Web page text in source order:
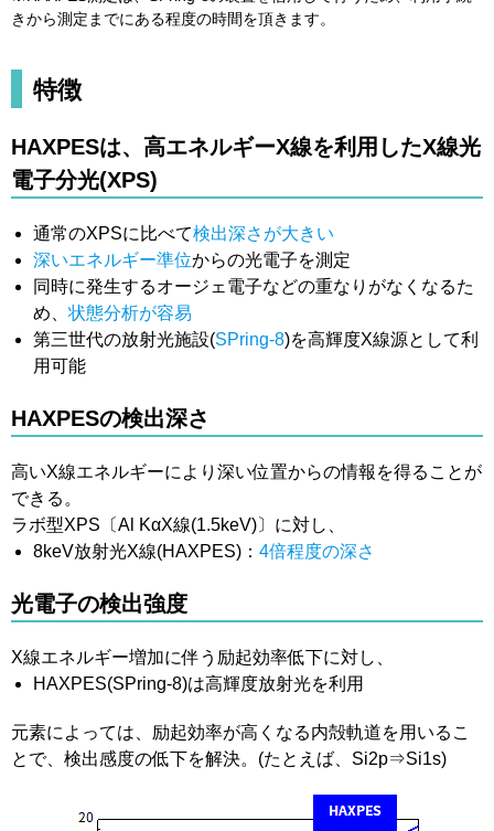
きから測定までにある程度の時間を頂きます。
特徴
HAXPESは、高エネルギーX線を利用したX線光
電子分光(XPS)
通常のXPSに比べて検出深さが大きい
深いエネルギー準位からの光電子を測定
同時に発生するオージェ電子などの重なりがなくなるた
め、 状態分析が容易
第三世代の放射光施設(SPring-8)を高輝度X線源として利
用可能
HAXPESの検出深さ
高いX線エネルギーにより深い位置からの情報を得ることが
できる。
ラボ型XPS〔Al KαX線(1.5keV)〕に対し、
8keV放射光X線(HAXPES)： 4倍程度の深さ
光電子の検出強度
X線エネルギー増加に伴う励起効率低下に対し、
HAXPES(SPring-8)は高輝度放射光を利用
元素によっては、励起効率が高くなる内殻軌道を用いるこ
とで、検出感度の低下を解決。(たとえば、Si2p⇒Si1s)